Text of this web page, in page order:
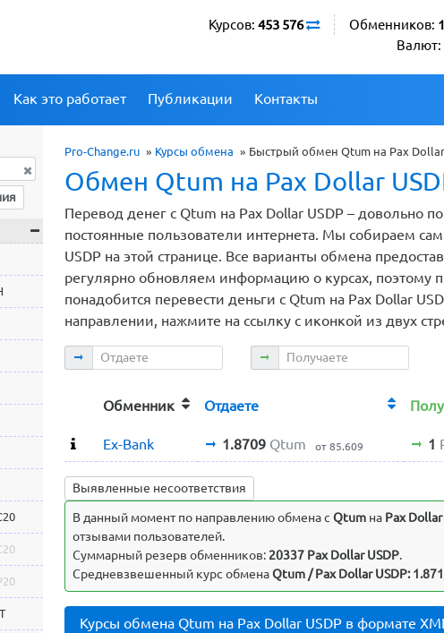
Обменников:
Валют:
Курсов: 453 576
Как это работает Публикации Контакты
Pro-Change.ru » Курсы обмена » Быстрый обмен Qtum на Pax
Обмен Qtum на Pax Dollar
Перевод денег с Qtum на Pax Dollar USDP – довольно
постоянные пользователи интернета. Мы собираем
USDP на этой странице. Все варианты обмена
регулярно обновляем информацию о курсах, поэтому
понадобится перевести деньги с Qtum на Pax Dollar
направлении, нажмите на ссылку с иконкой из двух
Отдаете Получаете
Обменник Отдаете
Ex-Bank 1.8709 Qtum от 85.609 1
Выявленные несоответствия
В данный момент по направлению обмена c Qtum на Pax Dollar
отзывами пользователей.
Суммарный резерв обменников: 20337 Pax Dollar USDP.
Средневзвешенный курс обменаQtum / Pax Dollar USDP: 1.871
Курсы обмена Qtum на Pax Dollar USDP в формате